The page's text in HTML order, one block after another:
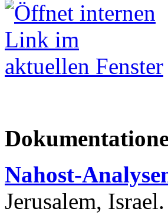
Nahost-
Jerusalem, Israel.